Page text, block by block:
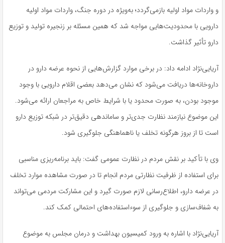
و واردات مواد اولیه بازمی‌گردد؛ به‌ویژه در دوره جنگ، واردات مواد اولیه
دارویی با محدودیت‌هایی مواجه شد که همین مسئله بر زنجیره تولید و توزیع
دارو تأثیر گذاشت.
آریایی‌نژاد ادامه داد: در برخی موارد گزارش‌هایی از نحوه عرضه دارو در
داروخانه‌ها دریافت می‌شود که نشان می‌دهد بعضی اقلام دارویی با وجود
موجود بودن، به‌ صورت محدود یا با شرایط خاص به مراجعان ارائه می‌شود.
این موضوع نیازمند نظارت جدی‌تر و ساماندهی دقیق‌تر در شبکه توزیع دارو
است تا از بروز هرگونه تخلف یا ناهماهنگی جلوگیری شود.
وی با تأکید بر نقش مردم در نظارت عمومی گفت: باید برنامه‌ریزی مناسبی
برای استفاده از ظرفیت نظارتی مردم انجام تا در صورت مشاهده موارد تخلف
در عرضه دارو، اطلاع‌رسانی لازم صورت گیرد و این مشارکت مردمی می‌تواند
به شفاف‌سازی و جلوگیری از سوءاستفاده‌های احتمالی کمک کند.
آریایی‌نژاد با اشاره به ورود کمیسیون بهداشت و درمان مجلس به موضوع